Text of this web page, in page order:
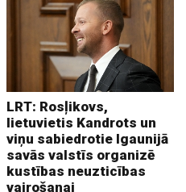
LRT: Rosļikovs,
lietuvietis Kandrots un
viņu sabiedrotie Igaunijā
savās valstīs organizē
kustības neuzticības
vairošanai